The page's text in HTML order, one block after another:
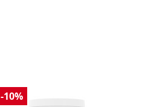
-10%